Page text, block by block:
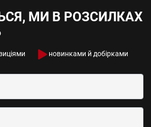
МИ В РОЗСИЛКАХ
новинками й добірками